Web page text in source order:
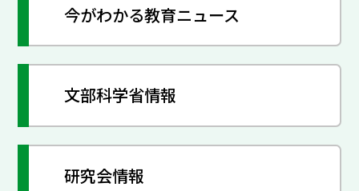
今がわかる教育ニュース
文部科学省情報
研究会情報